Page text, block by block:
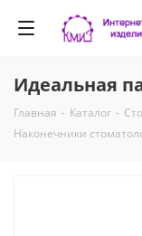
Идеальная
Главная - Каталог -
Наконечники